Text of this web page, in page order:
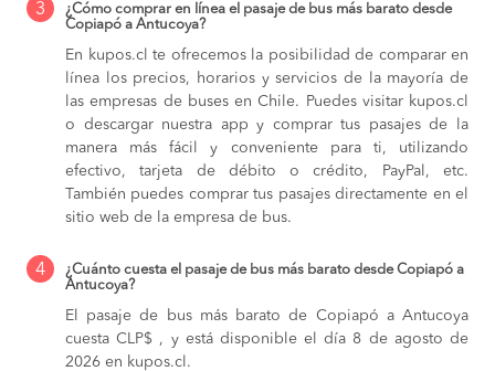
3
¿Cómo comprar en línea el pasaje de bus más barato desde
Copiapó a Antucoya?
En kupos.cl te ofrecemos la posibilidad de comparar en
línea los precios, horarios y servicios de la mayoría de
las empresas de buses en Chile. Puedes visitar kupos.cl
o descargar nuestra app y comprar tus pasajes de la
manera más fácil y conveniente para ti, utilizando
efectivo, tarjeta de débito o crédito, PayPal, etc.
También puedes comprar tus pasajes directamente en el
sitio web de la empresa de bus.
4
¿Cuánto cuesta el pasaje de bus más barato desde Copiapó a
Antucoya?
El pasaje de bus más barato de Copiapó a Antucoya
cuesta CLP$ , y está disponible el día 8 de agosto de
2026 en kupos.cl.